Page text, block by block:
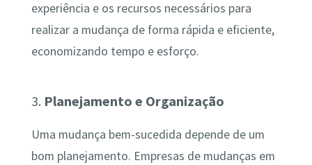
experiência e os recursos necessários para
realizar a mudança de forma rápida e eficiente,
economizando tempo e esforço.
3. Planejamento e Organização
Uma mudança bem-sucedida depende de um
bom planejamento. Empresas de mudanças em